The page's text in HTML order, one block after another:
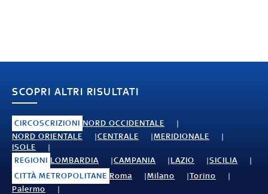
SCOPRI ALTRI RISULTATI
CIRCOSCRIZIONI NORD OCCIDENTALE
NORD ORIENTALE
CENTRALE
MERIDIONALE
ISOLE
REGIONI LOMBARDIA CAMPANIA LAZIO
SICILIA
CITTÀ METROPOLITANE Roma Milano
Torino
Palermo